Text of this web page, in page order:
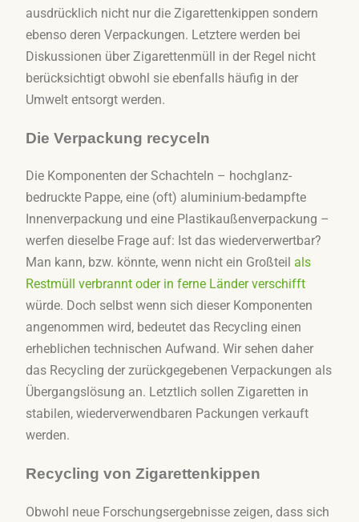
ausdrücklich nicht nur die Zigarettenkippen sondern
ebenso deren Verpackungen. Letztere werden bei
Diskussionen über Zigarettenmüll in der Regel nicht
berücksichtigt obwohl sie ebenfalls häufig in der
Umwelt entsorgt werden.
Die Verpackung recyceln
Die Komponenten der Schachteln – hochglanz-
bedruckte Pappe, eine (oft) aluminium-bedampfte
Innenverpackung und eine Plastikaußenverpackung –
werfen dieselbe Frage auf: Ist das wiederverwertbar?
Man kann, bzw. könnte, wenn nicht ein Großteil als
Restmüll verbrannt oder in ferne Länder verschifft
würde. Doch selbst wenn sich dieser Komponenten
angenommen wird, bedeutet das Recycling einen
erheblichen technischen Aufwand. Wir sehen daher
das Recycling der zurückgegebenen Verpackungen als
Übergangslösung an. Letztlich sollen Zigaretten in
stabilen, wiederverwendbaren Packungen verkauft
werden.
Recycling von Zigarettenkippen
Obwohl neue Forschungsergebnisse zeigen, dass sich